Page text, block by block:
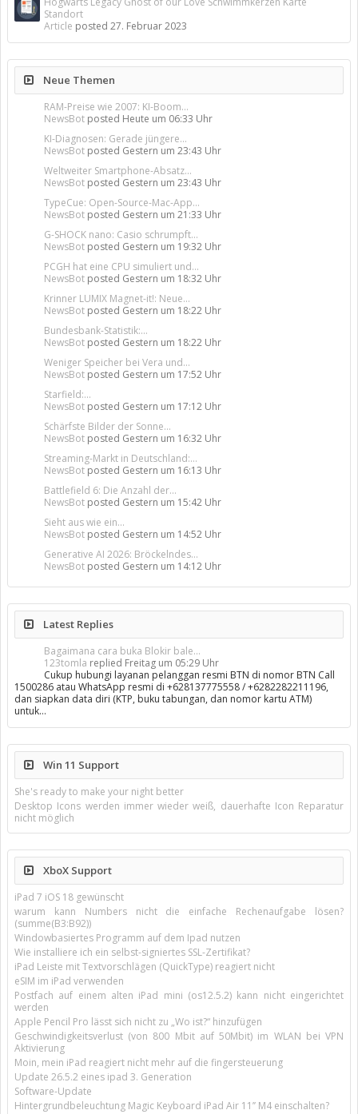
Standort
Article posted 27. Februar 2023
Neue Themen
RAM-Preise wie 2007: KI-Boom...
NewsBot posted Heute um 06:33 Uhr
KI-Diagnosen: Gerade jüngere...
NewsBot posted Gestern um 23:43 Uhr
Weltweiter Smartphone-Absatz...
NewsBot posted Gestern um 23:43 Uhr
TypeCue: Open-Source-Mac-App...
NewsBot posted Gestern um 21:33 Uhr
G-SHOCK nano: Casio schrumpft...
NewsBot posted Gestern um 19:32 Uhr
PCGH hat eine CPU simuliert und...
NewsBot posted Gestern um 18:32 Uhr
Krinner LUMIX Magnet-it!: Neue...
NewsBot posted Gestern um 18:22 Uhr
Bundesbank-Statistik:...
NewsBot posted Gestern um 18:22 Uhr
Weniger Speicher bei Vera und...
NewsBot posted Gestern um 17:52 Uhr
Starfield:...
NewsBot posted Gestern um 17:12 Uhr
Schärfste Bilder der Sonne...
NewsBot posted Gestern um 16:32 Uhr
Streaming-Markt in Deutschland:...
NewsBot posted Gestern um 16:13 Uhr
Battlefield 6: Die Anzahl der...
NewsBot posted Gestern um 15:42 Uhr
Sieht aus wie ein...
NewsBot posted Gestern um 14:52 Uhr
Generative AI 2026: Bröckelndes...
NewsBot posted Gestern um 14:12 Uhr
Latest Replies
Bagaimana cara buka Blokir bale...
123tomla replied Freitag um 05:29 Uhr
Cukup hubungi layanan pelanggan resmi BTN di nomor BTN Call
1500286 atau WhatsApp resmi di +628137775558 / +6282282211196,
dan siapkan data diri (KTP, buku tabungan, dan nomor kartu ATM)
untuk…
Win 11 Support
She's ready to make your night better
Desktop Icons werden immer wieder weiß, dauerhafte Icon Reparatur
nicht möglich
XboX Support
iPad 7 iOS 18 gewünscht
warum kann Numbers nicht die einfache Rechenaufgabe lösen?
(summe(B3:B92))
Windowbasiertes Programm auf dem Ipad nutzen
Wie installiere ich ein selbst-signiertes SSL-Zertifikat?
iPad Leiste mit Textvorschlägen (QuickType) reagiert nicht
eSIM im iPad verwenden
Postfach auf einem alten iPad mini (os12.5.2) kann nicht eingerichtet
werden
Apple Pencil Pro lässt sich nicht zu „Wo ist?“ hinzufügen
Geschwindigkeitsverlust (von 800 Mbit auf 50Mbit) im WLAN bei VPN
Aktivierung
Moin, mein iPad reagiert nicht mehr auf die fingersteuerung
Update 26.5.2 eines ipad 3. Generation
Software-Update
Hintergrundbeleuchtung Magic Keyboard iPad Air 11’’ M4 einschalten?